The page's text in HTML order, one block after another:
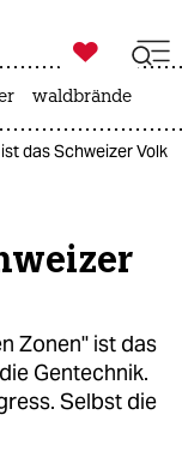

taz zahl ich
waldbrände
das Schweizer Volk
Zonen" ist das
Gentechnik.
Selbst die